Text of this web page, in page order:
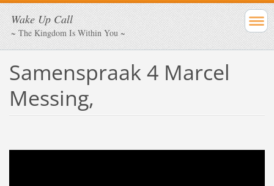
Wake Up Call
~ The Kingdom Is Within You ~
Samenspraak 4 Marcel
Messing,